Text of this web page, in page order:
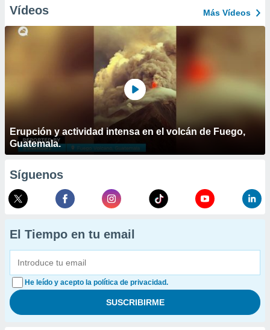
Vídeos Más Vídeos
Erupción y actividad intensa en el volcán de Fuego,
Guatemala.
Síguenos
El Tiempo en tu email
He leído y acepto la política de privacidad.